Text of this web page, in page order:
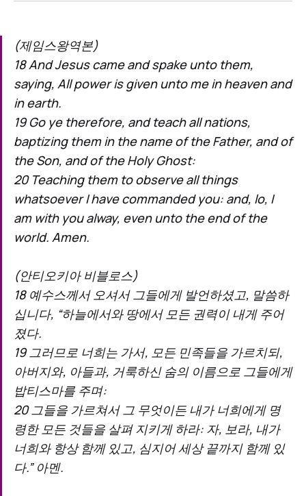
(제임스왕역본)
18 And Jesus came and spake unto them,
saying, All power is given unto me in heaven and
in earth.
19 Go ye therefore, and teach all nations,
baptizing them in the name of the Father, and of
the Son, and of the Holy Ghost:
20 Teaching them to observe all things
whatsoever I have commanded you: and, lo, I
am with you alway, even unto the end of the
world. Amen.
(안티오키아 비블로스)
18 예수스께서 오셔서 그들에게 발언하셨고, 말씀하
십니다, “하늘에서와 땅에서 모든 권력이 내게 주어
졌다.
19 그러므로 너희는 가서, 모든 민족들을 가르치되,
아버지와, 아들과, 거룩하신 숨의 이름으로 그들에게
밥티스마를 주며:
20 그들을 가르쳐서 그 무엇이든 내가 너희에게 명
령한 모든 것들을 살펴 지키게 하라: 자, 보라, 내가
너희와 항상 함께 있고, 심지어 세상 끝까지 함께 있
다.” 아멘.